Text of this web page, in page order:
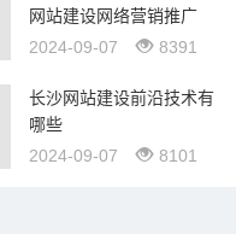
网站建设网络营销推广
2024-09-07
8391
长沙网站建设前沿技术有
哪些
2024-09-07
8101